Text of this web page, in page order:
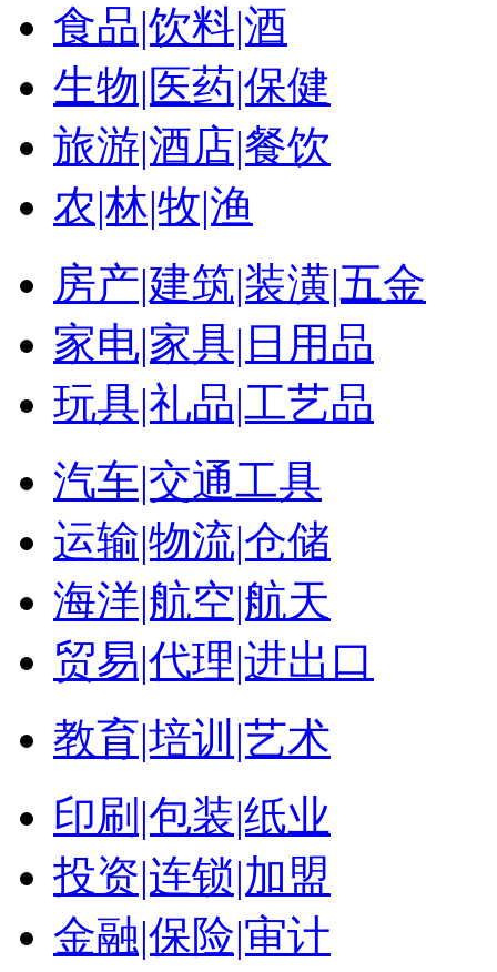
食品|饮料|酒
生物|医药|保健
旅游|酒店|餐饮
农|林|牧|渔
房产|建筑|装潢|五金
家电|家具|日用品
玩具|礼品|工艺品
汽车|交通工具
运输|物流|仓储
海洋|航空|航天
贸易|代理|进出口
教育|培训|艺术
印刷|包装|纸业
投资|连锁|加盟
金融|保险|审计